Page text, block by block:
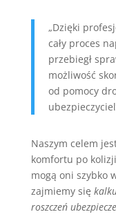
„Dzięki
cały proces
przebiegł
możliwość
od pomocy
Naszym celem
komfortu po
mogą oni szybko
zajmiemy się
roszczeń